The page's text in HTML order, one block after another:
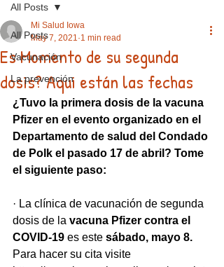
All Posts
Vacunación
La prevención
All Posts
Es Momento de su segunda
dosis? Aqui están las fechas
Mi Salud Iowa
May 7, 2021 1 min read
¿Tuvo la primera dosis de la vacuna
Pfizer en el evento organizado en el
Departamento de salud del Condado
de Polk el pasado 17 de abril? Tome
el siguiente paso:
· La clínica de vacunación de segunda
dosis de la vacuna Pfizer contra el
COVID-19 es este sábado, mayo 8.
Para hacer su cita visite